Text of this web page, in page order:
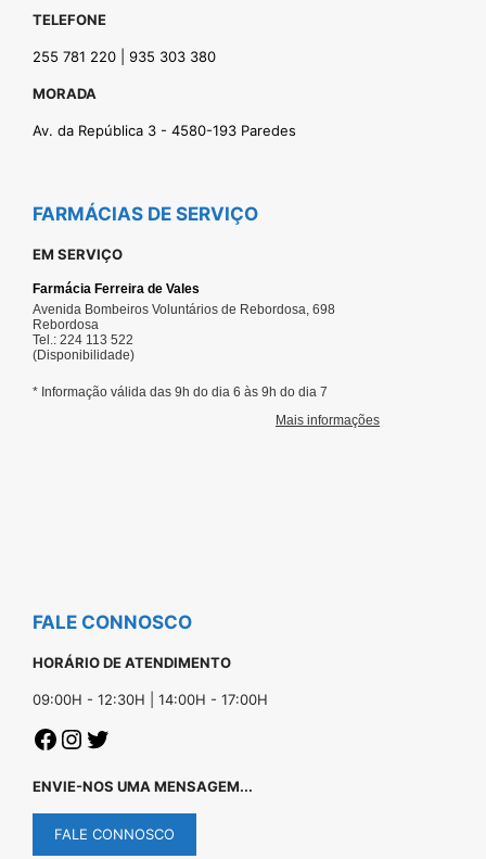
TELEFONE
255 781 220 | 935 303 380
MORADA
Av. da República 3 - 4580-193 Paredes
FARMÁCIAS DE SERVIÇO
EM SERVIÇO
FALE CONNOSCO
HORÁRIO DE ATENDIMENTO
09:00H - 12:30H | 14:00H - 17:00H
ENVIE-NOS UMA MENSAGEM...
FALE CONNOSCO